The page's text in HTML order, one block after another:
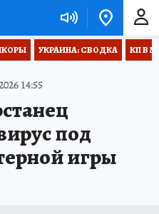
УКРАИНА: СВОДКА КП В
14:55
под
игры